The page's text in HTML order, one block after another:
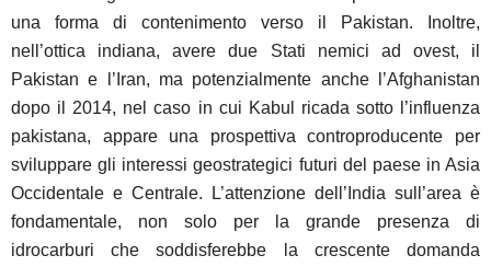
una forma di contenimento verso il Pakistan. Inoltre,
nell’ottica indiana, avere due Stati nemici ad ovest, il
Pakistan e l’Iran, ma potenzialmente anche l’Afghanistan
dopo il 2014, nel caso in cui Kabul ricada sotto l’influenza
pakistana, appare una prospettiva controproducente per
sviluppare gli interessi geostrategici futuri del paese in Asia
Occidentale e Centrale. L’attenzione dell’India sull’area è
fondamentale, non solo per la grande presenza di
idrocarburi che soddisferebbe la crescente domanda